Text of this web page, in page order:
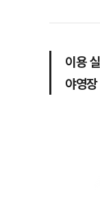
이용
야영